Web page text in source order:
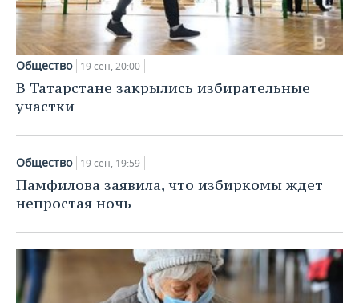
Общество 19 сен, 20:00
В Татарстане закрылись избирательные
участки
Общество 19 сен, 19:59
Памфилова заявила, что избиркомы ждет
непростая ночь